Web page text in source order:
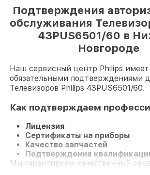
Подтверждения
обслуживания
43PUS6501/60 в
Новгороде
Наш сервисный центр Philips
обязательными подтверждениями
Телевизоров Philips 43PUS6501/60.
Как подтверждаем
Лицензия
Сертификаты на приборы
Качество запчастей
Подтверждения
Мы гарантируем качественный